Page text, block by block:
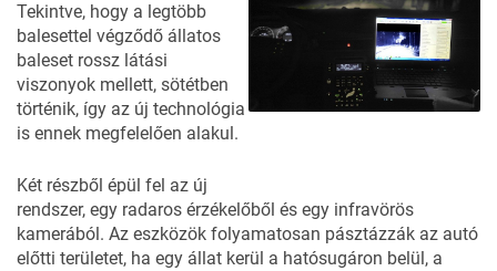
Tekintve, hogy a legtöbb
balesettel végződő állatos
baleset rossz látási
viszonyok mellett, sötétben
történik, így az új technológia
is ennek megfelelően alakul.
Két részből épül fel az új
rendszer, egy radaros érzékelőből és egy infravörös
kamerából. Az eszközök folyamatosan pásztázzák az autó
előtti területet, ha egy állat kerül a hatósugáron belül, a